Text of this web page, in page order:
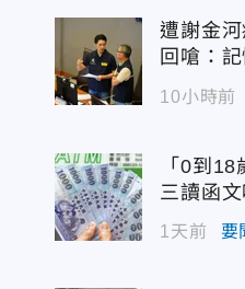
遭謝金
回嗆：
10小時前
「0到
三讀函
1天前 要